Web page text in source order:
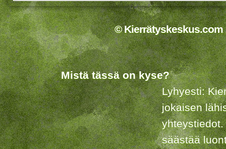
© Kierrätyskeskus.com
Mistä tässä on kyse?
Lyhyesti:
jokaisen
säästää